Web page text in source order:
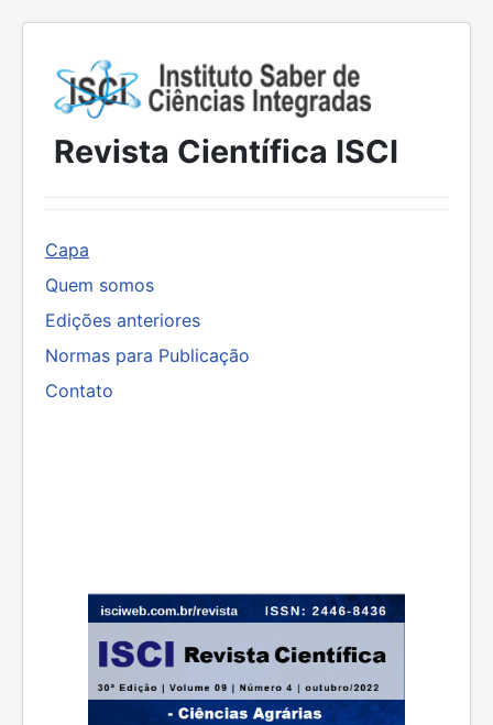
Revista Científica ISCI
Capa
Quem somos
Edições anteriores
Normas para Publicação
Contato